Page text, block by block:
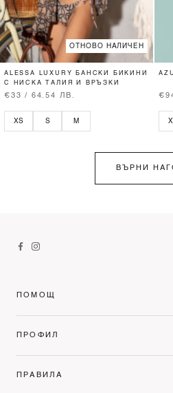
ОТНОВО НАЛИЧЕН
ALESSA LUXURY БАНСКИ БИКИНИ
С НИСКА ТАЛИЯ И ВРЪЗКИ
€33 / 64.54 ЛВ.
XS S M
ВЪРНИ
ПОМОЩ
ПРОФИЛ
ПРАВИЛА